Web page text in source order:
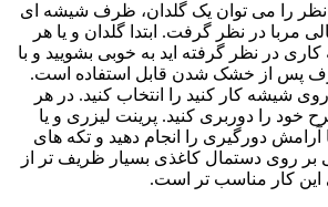
را می توان یک گلدان، ظرف شیشه ای
مربا در نظر گرفت. ابتدا گلدان و یا هر
در نظر گرفته اید به خوبی بشویید و با
ظرف پس از خشک شدن قابل استفاده است.
شیشه کار کنید را انتخاب کنید. در هر
را دوربری کنید. پرینت لیزری و یا
دورگیری را انجام دهید و تکه های
بر روی دستمال کاغذی بسیار ظریف تر از
این کار مناسب تر است.